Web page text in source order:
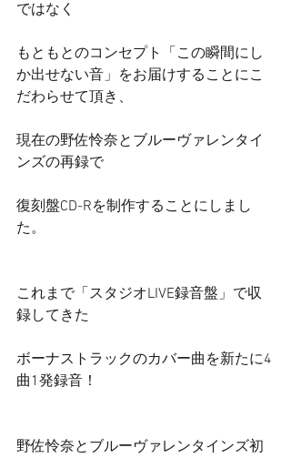
ではなく
もともとのコンセプト「この瞬間にし
か出せない音」をお届けすることにこ
だわらせて頂き、
現在の野佐怜奈とブルーヴァレンタイ
ンズの再録で
復刻盤CD-Rを制作することにしまし
た。
これまで「スタジオLIVE録音盤」で収
録してきた
ボーナストラックのカバー曲を新たに4
曲1発録音！
野佐怜奈とブルーヴァレンタインズ初